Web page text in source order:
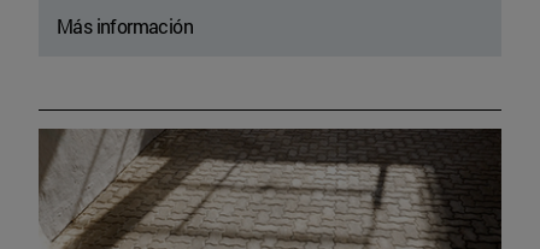
Más información